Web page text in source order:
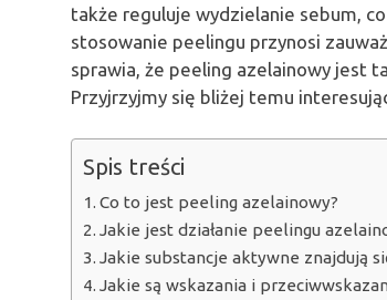
także reguluje wydzielanie sebum,
stosowanie peelingu przynosi
sprawia, że peeling azelainowy jest
Przyjrzyjmy się bliżej temu
Spis treści
Co to jest peeling azelainowy?
Jakie jest działanie peelingu
Jakie substancje aktywne znajdują
Jakie są wskazania i